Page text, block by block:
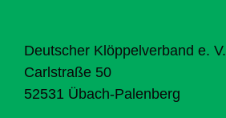
Deutscher Klöppelverband e. V.
Carlstraße 50
52531 Übach-Palenberg